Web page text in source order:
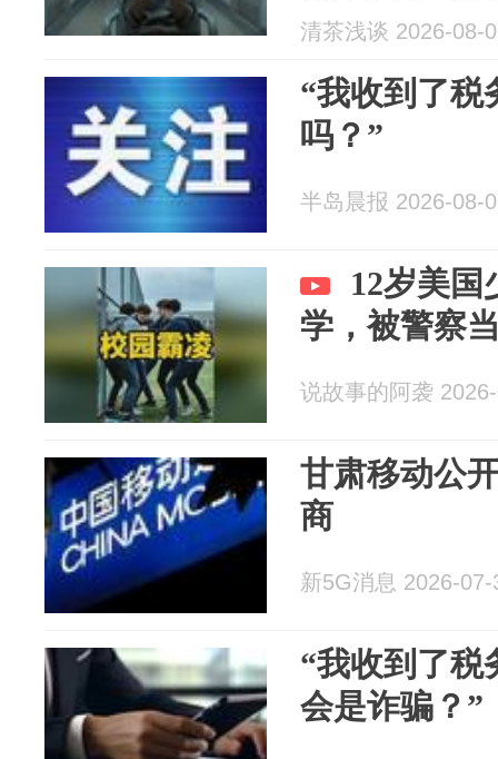
来短信：卡
清茶浅谈 2026-08-
“我收到了税
吗？”
半岛晨报 2026-08-
12岁美国
学，被警察
说故事的阿袭
甘肃移动公
商
新5G消息 2026-07-
“我收到了税
会是诈骗？”